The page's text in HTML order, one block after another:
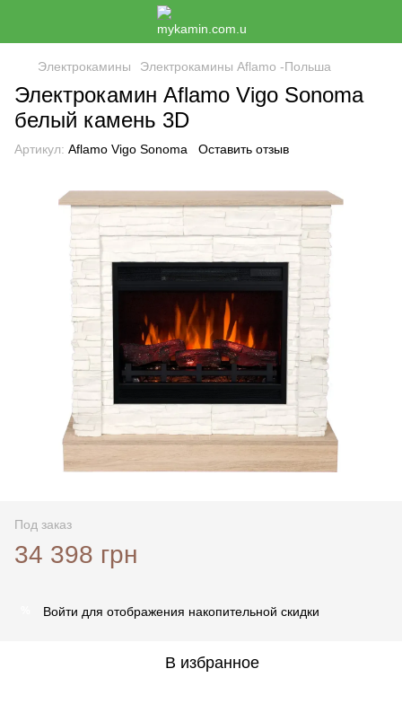
Электрокамины Электрокамины Aflamo -Польша
Электрокамин Aflamo Vigo Sonoma
белый камень 3D
Артикул: Aflamo Vigo Sonoma Оставить отзыв
Под заказ
34 398 грн
Войти для отображения накопительной скидки
В избранное